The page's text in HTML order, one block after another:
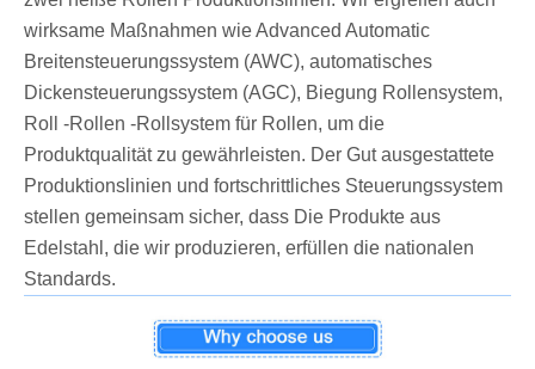
wirksame Maßnahmen wie Advanced Automatic
Breitensteuerungssystem (AWC), automatisches
Dickensteuerungssystem (AGC), Biegung Rollensystem,
Roll -Rollen -Rollsystem für Rollen, um die
Produktqualität zu gewährleisten. Der Gut ausgestattete
Produktionslinien und fortschrittliches Steuerungssystem
stellen gemeinsam sicher, dass Die Produkte aus
Edelstahl, die wir produzieren, erfüllen die nationalen
Standards.